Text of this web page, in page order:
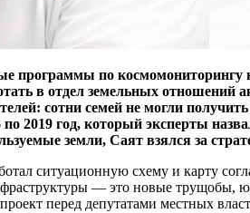
программы по
в отдел земельных отношений
сотни семей не могли
2019 год, который эксперты
земли, Саят взялся за
ситуационную схему и карту
— это новые трущобы,
перед депутатами местных